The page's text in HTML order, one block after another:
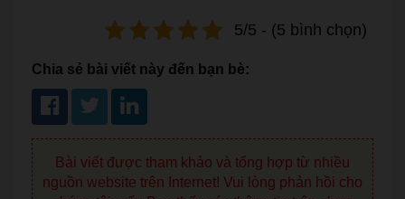
5/5 - (5 bình chọn)
Chia sẻ bài viết này đến bạn bè:
Bài viết được tham khảo và tổng hợp từ nhiều
nguồn website trên Internet! Vui lòng phản hồi cho